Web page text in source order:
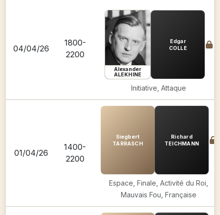
04/04/26
1800-
2200
Alexander
ALEKHINE
Edgar
COLLE
Initiative, Attaque
01/04/26
1400-
2200
Siegbert
TARRASCH
Richard
TEICHMANN
Espace, Finale, Activité du Roi,
Mauvais Fou, Française